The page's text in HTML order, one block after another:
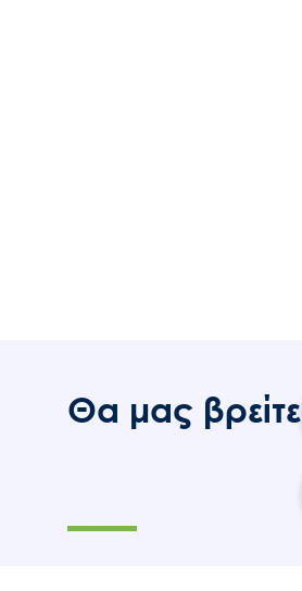
Θα μας βρείτε